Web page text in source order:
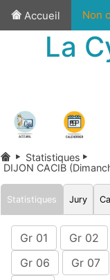
Accueil Non
La
Statistiques
DIJON CACIB
Statistiques Jury
Gr 01 Gr 02
Gr 06
Gr 07